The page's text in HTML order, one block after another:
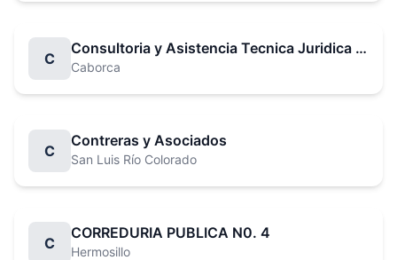
C
Consultoria y Asistencia Tecnica Juridica Moncada y Manrique Asociados
Caborca
C
Contreras y Asociados
San Luis Río Colorado
C
CORREDURIA PUBLICA N0. 4
Hermosillo